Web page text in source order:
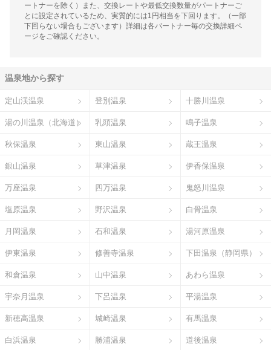
ートナーを除く）また、交換レートや最低交換数量がパートナーご
とに設定されているため、実質的には1円相当を下回ります。（一部
下回らない場合もございます）詳細は各パートナー毎の交換詳細ペ
ージをご確認ください。
温泉地から探す
定山渓温泉 登別温泉 十勝川温泉
湯の川温泉（北海道） 乳頭温泉 鳴子温泉
秋保温泉 東山温泉 蔵王温泉
銀山温泉 草津温泉 伊香保温泉
万座温泉 四万温泉 鬼怒川温泉
塩原温泉 野沢温泉 白骨温泉
月岡温泉 石和温泉 湯河原温泉
伊東温泉 修善寺温泉 下田温泉（静岡県）
和倉温泉 山中温泉 あわら温泉
宇奈月温泉 下呂温泉 平湯温泉
新穂高温泉 城崎温泉 有馬温泉
白浜温泉 勝浦温泉 道後温泉